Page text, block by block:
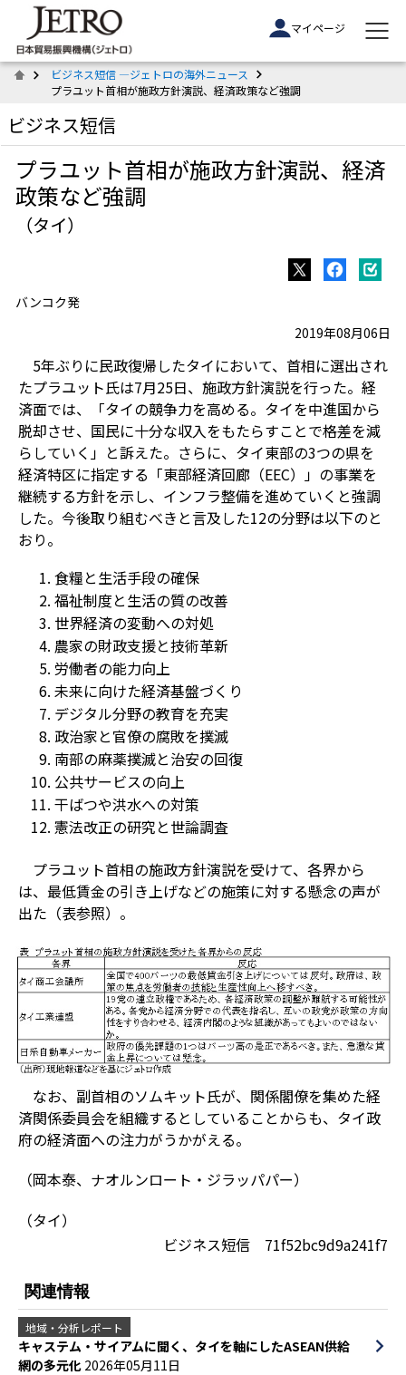
マイページ
ビジネス短信 ―ジェトロの海外ニュース
プラユット首相が施政方針演説、経済政策など強調
ビジネス短信
プラユット首相が施政方針演説、経済
政策など強調
（タイ）
バンコク発
2019年08月06日
5年ぶりに民政復帰したタイにおいて、首相に選出され
たプラユット氏は7月25日、施政方針演説を行った。経
済面では、「タイの競争力を高める。タイを中進国から
脱却させ、国民に十分な収入をもたらすことで格差を減
らしていく」と訴えた。さらに、タイ東部の3つの県を
経済特区に指定する「東部経済回廊（EEC）」の事業を
継続する方針を示し、インフラ整備を進めていくと強調
した。今後取り組むべきと言及した12の分野は以下のと
おり。
食糧と生活手段の確保
福祉制度と生活の質の改善
世界経済の変動への対処
農家の財政支援と技術革新
労働者の能力向上
未来に向けた経済基盤づくり
デジタル分野の教育を充実
政治家と官僚の腐敗を撲滅
南部の麻薬撲滅と治安の回復
公共サービスの向上
干ばつや洪水への対策
憲法改正の研究と世論調査
プラユット首相の施政方針演説を受けて、各界から
は、最低賃金の引き上げなどの施策に対する懸念の声が
出た（表参照）。
なお、副首相のソムキット氏が、関係閣僚を集めた経
済関係委員会を組織するとしていることからも、タイ政
府の経済面への注力がうかがえる。
（岡本泰、ナオルンロート・ジラッパパー）
（タイ）
ビジネス短信 71f52bc9d9a241f7
関連情報
地域・分析レポート
キャステム・サイアムに聞く、タイを軸にしたASEAN供給
網の多元化 2026年05月11日